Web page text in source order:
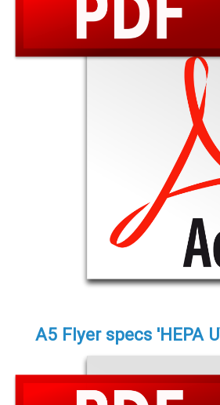
A5 Flyer specs 'HEPA